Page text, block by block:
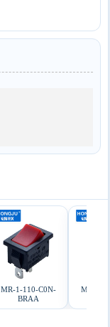
MR-1-110-C0N-
BRAA
MR-1-